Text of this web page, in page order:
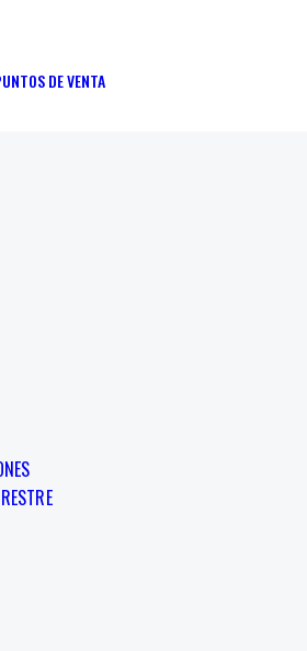
DE VENTA